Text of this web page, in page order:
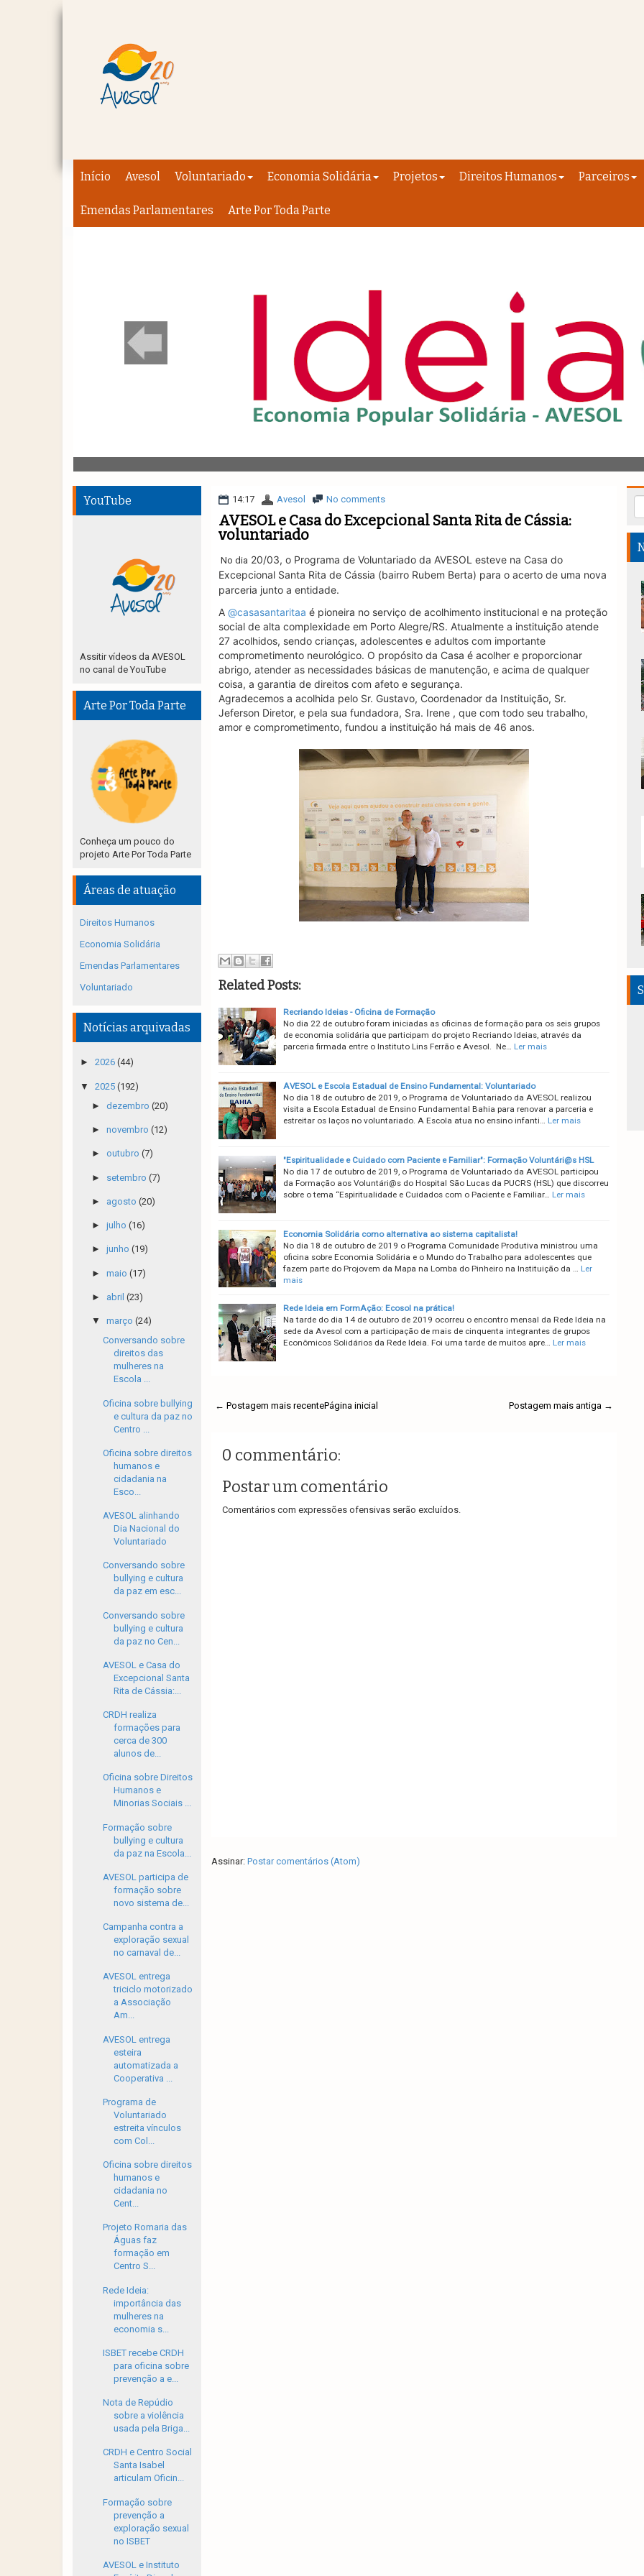
Início Avesol Voluntariado Economia Solidária Projetos Direitos Humanos Parceiros
Emendas Parlamentares Arte Por Toda Parte
14:17 Avesol No comments
AVESOL e Casa do Excepcional Santa Rita de Cássia:
voluntariado
No dia 20/03, o Programa de Voluntariado da AVESOL esteve na Casa do
Excepcional Santa Rita de Cássia (bairro Rubem Berta) para o acerto de uma nova
parceria junto a entidade.
A @casasantaritaa é pioneira no serviço de acolhimento institucional e na proteção
social de alta complexidade em Porto Alegre/RS. Atualmente a instituição atende
27 acolhidos, sendo crianças, adolescentes e adultos com importante
comprometimento neurológico. O propósito da Casa é acolher e proporcionar
abrigo, atender as necessidades básicas de manutenção, e acima de qualquer
coisa, a garantia de direitos com afeto e segurança.
Agradecemos a acolhida pelo Sr. Gustavo, Coordenador da Instituição, Sr.
Jeferson Diretor, e pela sua fundadora, Sra. Irene , que com todo seu trabalho,
amor e comprometimento, fundou a instituição há mais de 46 anos.
Related Posts:
Recriando Ideias - Oficina de Formação
No dia 22 de outubro foram iniciadas as oficinas de formação para os seis grupos
de economia solidária que participam do projeto Recriando Ideias, através da
parceria firmada entre o Instituto Lins Ferrão e Avesol. Ne…
Ler mais
AVESOL e Escola Estadual de Ensino Fundamental: Voluntariado
No dia 18 de outubro de 2019, o Programa de Voluntariado da AVESOL realizou
visita a Escola Estadual de Ensino Fundamental Bahia para renovar a parceria e
estreitar os laços no voluntariado. A Escola atua no ensino infanti…
Ler mais
"Espiritualidade e Cuidado com Paciente e Familiar": Formação Voluntári@s HSL
No dia 17 de outubro de 2019, o Programa de Voluntariado da AVESOL participou
da Formação aos Voluntári@s do Hospital São Lucas da PUCRS (HSL) que discorreu
sobre o tema “Espiritualidade e Cuidados com o Paciente e Familiar…
Ler mais
Economia Solidária como alternativa ao sistema capitalista!
No dia 18 de outubro de 2019 o Programa Comunidade Produtiva ministrou uma
oficina sobre Economia Solidária e o Mundo do Trabalho para adolescentes que
fazem parte do Projovem da Mapa na Lomba do Pinheiro na Instituição da …
Ler
mais
Rede Ideia em FormAção: Ecosol na prática!
Na tarde do dia 14 de outubro de 2019 ocorreu o encontro mensal da Rede Ideia na
sede da Avesol com a participação de mais de cinquenta integrantes de grupos
Econômicos Solidários da Rede Ideia. Foi uma tarde de muitos apre…
Ler mais
← Postagem mais recente Postagem mais antiga →
Página inicial
0 commentário:
Postar um comentário
Comentários com expressões ofensivas serão excluídos.
Assinar: Postar comentários (Atom)
YouTube
Assitir vídeos da AVESOL
no canal de YouTube
Arte Por Toda Parte
Conheça um pouco do
projeto Arte Por Toda Parte
Áreas de atuação
Direitos Humanos
Economia Solidária
Emendas Parlamentares
Voluntariado
Notícias arquivadas
► 2026 (44)
▼ 2025 (192)
► dezembro (20)
► novembro (12)
► outubro (7)
► setembro (7)
► agosto (20)
► julho (16)
► junho (19)
► maio (17)
► abril (23)
▼ março (24)
Conversando sobre
direitos das
mulheres na
Escola ...
Oficina sobre bullying
e cultura da paz no
Centro ...
Oficina sobre direitos
humanos e
cidadania na
Esco...
AVESOL alinhando
Dia Nacional do
Voluntariado
Conversando sobre
bullying e cultura
da paz em esc...
Conversando sobre
bullying e cultura
da paz no Cen...
AVESOL e Casa do
Excepcional Santa
Rita de Cássia:...
CRDH realiza
formações para
cerca de 300
alunos de...
Oficina sobre Direitos
Humanos e
Minorias Sociais ...
Formação sobre
bullying e cultura
da paz na Escola...
AVESOL participa de
formação sobre
novo sistema de...
Campanha contra a
exploração sexual
no carnaval de...
AVESOL entrega
triciclo motorizado
a Associação
Am...
AVESOL entrega
esteira
automatizada a
Cooperativa ...
Programa de
Voluntariado
estreita vínculos
com Col...
Oficina sobre direitos
humanos e
cidadania no
Cent...
Projeto Romaria das
Águas faz
formação em
Centro S...
Rede Ideia:
importância das
mulheres na
economia s...
ISBET recebe CRDH
para oficina sobre
prevenção a e...
Nota de Repúdio
sobre a violência
usada pela Briga...
CRDH e Centro Social
Santa Isabel
articulam Oficin...
Formação sobre
prevenção a
exploração sexual
no ISBET
AVESOL e Instituto